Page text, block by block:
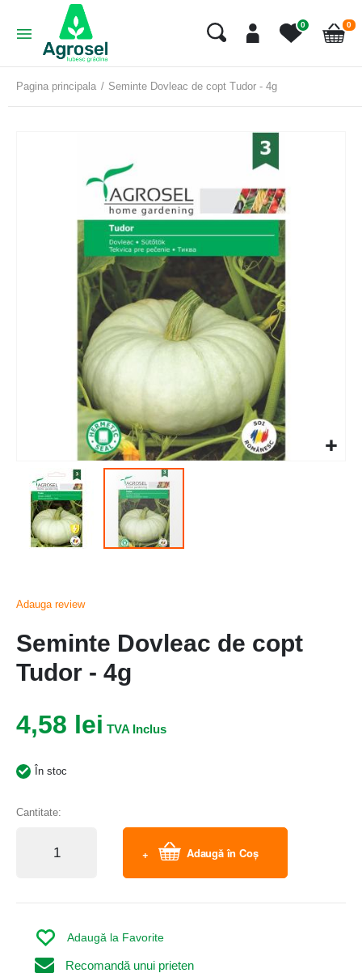
0
Cart
0
Pagina principala Seminte Dovleac de copt Tudor - 4g
Adauga review
Seminte Dovleac de copt
Tudor - 4g
4,58 lei
În stoc
Cantitate:
Adaugă în Coș
Recomandă unui prieten
Adaugă la Favorite